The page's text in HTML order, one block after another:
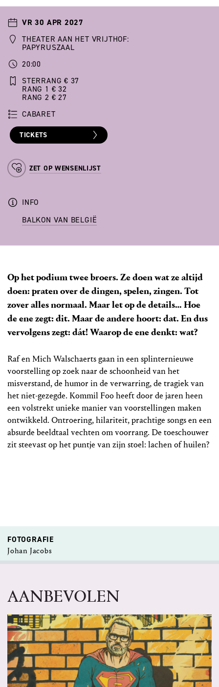
Op het podium twee broers. Ze doen wat ze altijd
doen: praten over de dingen, spelen, zingen. Tot
zover alles normaal. Maar let op de details… Hoe
de ene zegt: dit. Maar de andere hoort: dat. En dus
vervolgens zegt: dát! Waarop de ene denkt: wat?
Raf en Mich Walschaerts gaan in een splinternieuwe
voorstelling op zoek naar de schoonheid van het
misverstand, de humor in de verwarring, de tragiek van
het niet-gezegde. Kommil Foo heeft door de jaren heen
een volstrekt unieke manier van voorstellingen maken
ontwikkeld. Ontroering, hilariteit, prachtige songs en een
absurde beeldtaal vechten om voorrang. De toeschouwer
zit steevast op het puntje van zijn stoel: lachen of huilen?
VR 30 APR 2027
THEATER AAN HET VRIJTHOF:
PAPYRUSZAAL
20:00
STERRANG € 37
RANG 1 € 32
RANG 2 € 27
CABARET
TICKETS
ZET OP WENSENLIJST
INFO
BALKON VAN BELGIË
FOTOGRAFIE
Johan Jacobs
AANBEVOLEN